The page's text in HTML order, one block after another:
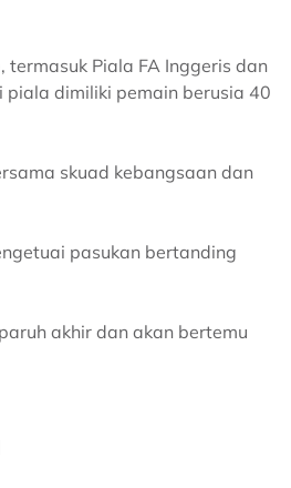
termasuk Piala FA Inggeris dan
piala dimiliki pemain berusia 40
skuad kebangsaan dan
pasukan bertanding
akhir dan akan bertemu